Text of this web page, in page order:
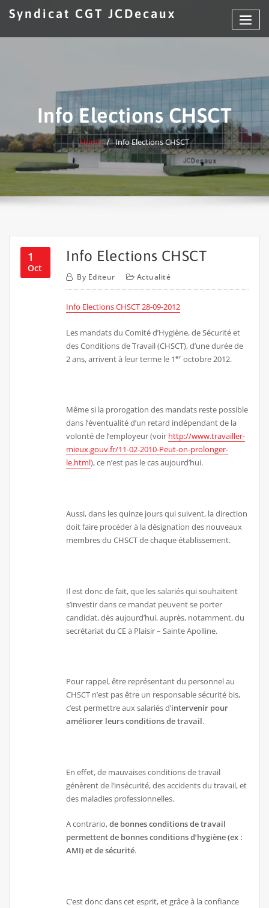
Syndicat CGT JCDecaux
Info Elections CHSCT
Home Info Elections CHSCT
1
Oct
Info Elections CHSCT
By Editeur Actualité
Info Elections CHSCT 28-09-2012
Les mandats du Comité d’Hygiène, de Sécurité et
des Conditions de Travail (CHSCT), d’une durée de
2 ans, arrivent à leur terme le 1er octobre 2012.
Même si la prorogation des mandats reste possible
dans l’éventualité d’un retard indépendant de la
volonté de l’employeur (voir http://www.travailler-
mieux.gouv.fr/11-02-2010-Peut-on-prolonger-
le.html), ce n’est pas le cas aujourd’hui.
Aussi, dans les quinze jours qui suivent, la direction
doit faire procéder à la désignation des nouveaux
membres du CHSCT de chaque établissement.
Il est donc de fait, que les salariés qui souhaitent
s’investir dans ce mandat peuvent se porter
candidat, dès aujourd’hui, auprès, notamment, du
secrétariat du CE à Plaisir – Sainte Apolline.
Pour rappel, être représentant du personnel au
CHSCT n’est pas être un responsable sécurité bis,
c’est permettre aux salariés d’intervenir pour
améliorer leurs conditions de travail.
En effet, de mauvaises conditions de travail
génèrent de l’insécurité, des accidents du travail, et
des maladies professionnelles.
A contrario,de bonnes conditions de travail
permettent de bonnes conditions d’hygiène (ex :
AMI) et de sécurité.
C’est donc dans cet esprit, et grâce à la confiance